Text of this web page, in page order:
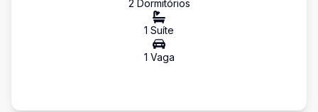
2 Dormitórios
1 Suíte
1 Vaga